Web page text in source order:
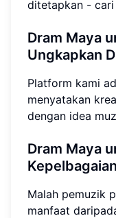
ditetapkan - cari
Dram Maya
Ungkapkan
Platform kami
menyatakan
dengan idea
Dram Maya
Malah pemuzik
manfaat